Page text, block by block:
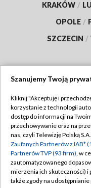
KRAKÓW /
OPOLE /
SZCZECIN /
Abonament TVP
Emisja w TVP
Centrum informacji
Naziemna Telewizja
Szanujemy Twoją
Kliknij "Akceptuję i
korzystanie z technologii
dostęp do informacji na
przechowywanie oraz na
nas, czyli Telewizję Polską
Zaufanych Partnerów z IAB*
Partnerów TVP (93 firm), w
zautomatyzowanego
mierzenia ich skuteczności) i
także zgody na